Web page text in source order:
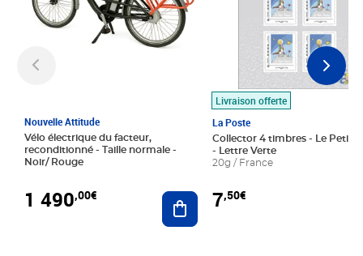
Nouvelle Attitude
Vélo électrique du facteur,
reconditionné - Taille normale -
Noir/ Rouge
1 490,00€ Ajouter au panier
Livraison offerte
La Poste
Collector 4 timbres - Le Petit
- Lettre Verte
20g / France
7,50€